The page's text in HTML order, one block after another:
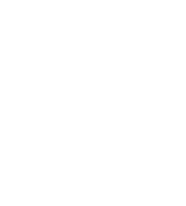
事人答疑解惑、梳理思绪，促使各方
开启一个个疯狂抽象、极致快乐的主题活动，度过一段释放情
节目，通过各行各业嘉宾的对话交流，回应社会情绪，在笑声
”，在旅行中一起发疯的爆笑户外游戏真人秀！节目以明星好
的生命哲学。
演员的成长之路。